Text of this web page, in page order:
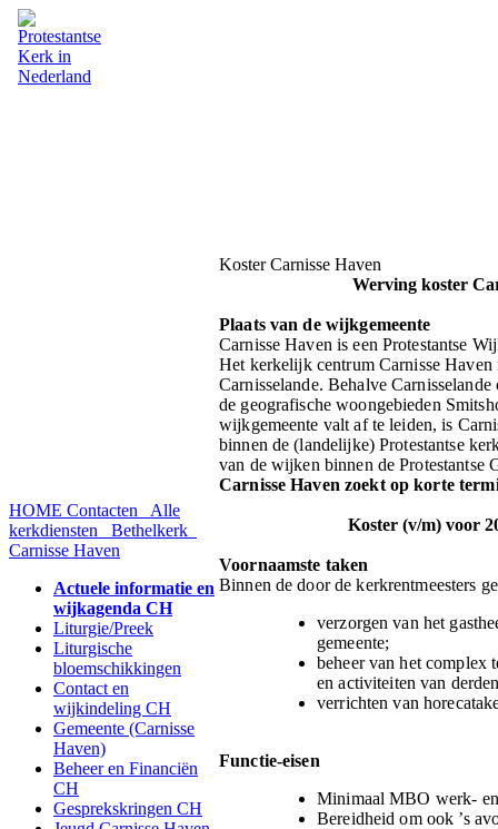
HOME Contacten
Alle
kerkdiensten
Bethelkerk
Carnisse Haven
Actuele informatie en
wijkagenda CH
Liturgie/Preek
Liturgische
bloemschikkingen
Contact en
wijkindeling CH
Gemeente (Carnisse
Haven)
Beheer en Financiën
CH
Gesprekskringen CH
Koster Carnisse Haven
Werving koster
Plaats van de wijkgemeente
Carnisse Haven is een Protestantse
Het kerkelijk centrum Carnisse
Carnisselande. Behalve
de geografische woongebieden
wijkgemeente valt af te leiden, is
binnen de (landelijke) Protestantse
van de wijken binnen de Protestantse
Carnisse Haven zoekt op korte
Koster (v/m) voor 20*
Voornaamste taken
Binnen de door de kerkrentmeesters
verzorgen van het
gemeente;
beheer van het complex
en activiteiten van
verrichten van
Functie-eisen
Minimaal MBO werk-
Bereidheid om ook ’s